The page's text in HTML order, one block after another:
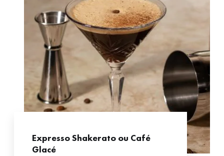
Expresso Shakerato ou Café
Glacé